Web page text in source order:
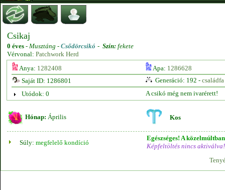
Csikaj
0 éves - Musztáng - Csődörcsikó - Szín: fekete
Vérvonal: Patchwork Herd
Anya: 1282408 Apa: 1286628
Saját ID: 1286801
Generáció: 192 - családfa
Utódok: 0
A csikó még nem ivarérett!
Hónap: Április Kos
Súly: megfelelő kondíció
Egészséges! A
Képfeltöltés nincs aktiválva!